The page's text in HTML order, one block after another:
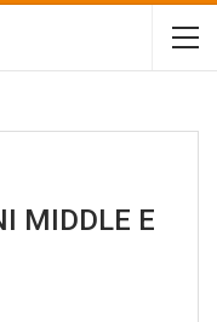
MIDDLE E